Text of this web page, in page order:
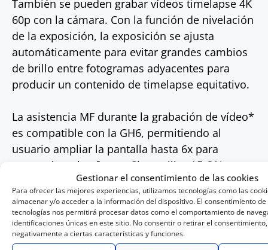
Gestionar el consentimiento de las cookies
Para ofrecer las mejores experiencias, utilizamos tecnologías como las
almacenar y/o acceder a la información del dispositivo. El consentimiento de
tecnologías nos permitirá procesar datos como el comportamiento de
identificaciones únicas en este sitio. No consentir o retirar el
negativamente a ciertas características y funciones.
También se pueden grabar vídeos timelapse 4K
60p con la cámara. Con la función de nivelación
de la exposición, la exposición se ajusta
automáticamente para evitar grandes cambios
de brillo entre fotogramas adyacentes para
producir un contenido de timelapse equitativo.
La asistencia MF durante la grabación de vídeo*
es compatible con la GH6, permitiendo al
usuario ampliar la pantalla hasta 6x para
comprobar el enfoque. Si se utiliza AF-ON o se
toca la pantalla mientras está en el modo de
asistencia MF, la cámara enfoca
automáticamente la zona seleccionada, lo que
también es posible durante la grabación.